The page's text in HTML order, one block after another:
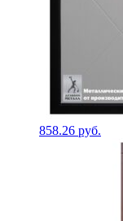
858.26 руб.